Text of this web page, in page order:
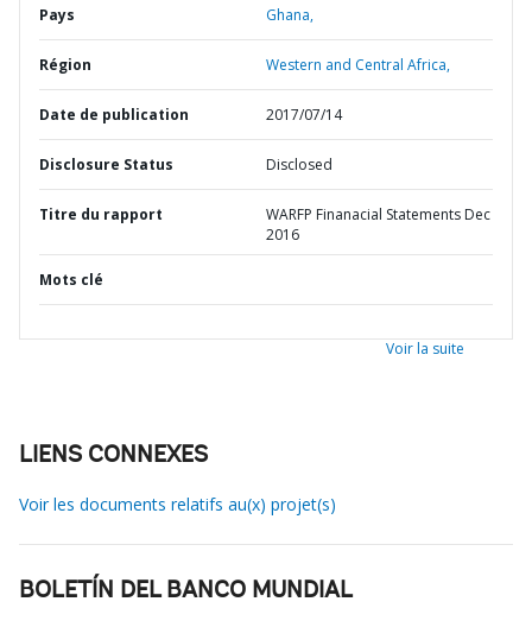
Pays Ghana,
Région Western and Central Africa,
Date de publication 2017/07/14
Disclosure Status Disclosed
Titre du rapport
WARFP Finanacial Statements Dec
2016
Mots clé
Voir la suite
LIENS CONNEXES
Voir les documents relatifs au(x) projet(s)
BOLETÍN DEL BANCO MUNDIAL